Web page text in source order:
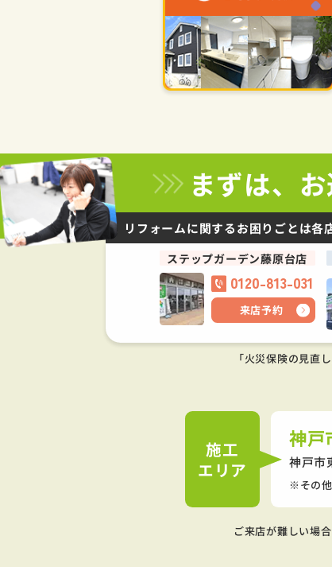
まずは、
リフォームに関するお困りごとは各
ステップガーデン藤原台店
0120-813-031
来店予約
「火災保険の見直
施工
エリア
神戸
神戸市
その
ご来店が難しい場